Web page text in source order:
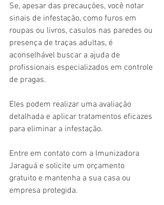
Se, apesar das precauções, você notar
sinais de infestação, como furos em
roupas ou livros, casulos nas paredes ou
presença de traças adultas, é
aconselhável buscar a ajuda de
profissionais especializados em controle
de pragas.
Eles podem realizar uma avaliação
detalhada e aplicar tratamentos eficazes
para eliminar a infestação.
Entre em contato com a Imunizadora
Jaraguá e solicite um orçamento
gratuito e mantenha a sua casa ou
empresa protegida.